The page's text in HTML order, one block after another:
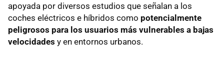
apoyada por diversos estudios que señalan a los
coches eléctricos e híbridos como potencialmente
peligrosos para los usuarios más vulnerables a bajas
velocidades y en entornos urbanos.